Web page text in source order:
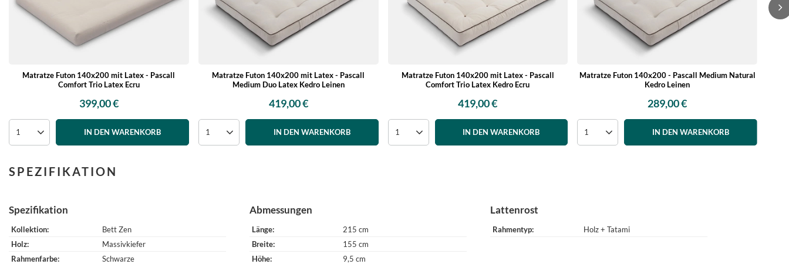
Matratze Futon 140x200 mit Latex - Pascall
Comfort Trio Latex Ecru
399,00 €
IN DEN WARENKORB
Matratze Futon 140x200 mit Latex - Pascall
Medium Duo Latex Kedro Leinen
419,00 €
IN DEN WARENKORB
Matratze Futon 140x200 mit Latex - Pascall
Comfort Trio Latex Kedro Ecru
419,00 €
IN DEN WARENKORB
Matratze Futon 140x200 - Pascall Medium Natural
Kedro Leinen
289,00 €
IN DEN WARENKORB
SPEZIFIKATION
Spezifikation
Kollektion
Bett Zen
Holz
Massivkiefer
Rahmenfarbe
Schwarze
Abmessungen
Länge
215 cm
Breite
155 cm
Höhe
9,5 cm
Lattenrost
Rahmentyp Holz + Tatami